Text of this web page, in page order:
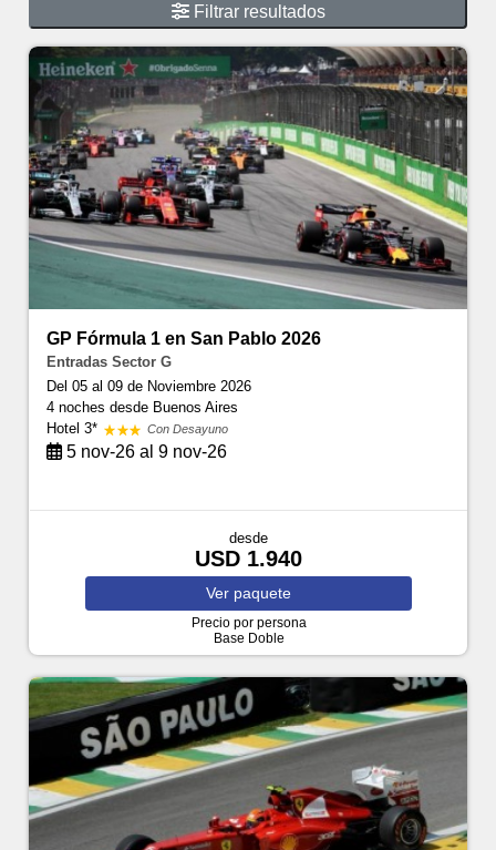
Filtrar resultados
GP Fórmula 1 en San Pablo 2026
Entradas Sector G
Del 05 al 09 de Noviembre 2026
4 nochesdesde Buenos Aires
Hotel 3*
Con Desayuno
5 nov-26 al 9 nov-26
desde
USD 1.940
Ver paquete
Precio por persona
Base Doble